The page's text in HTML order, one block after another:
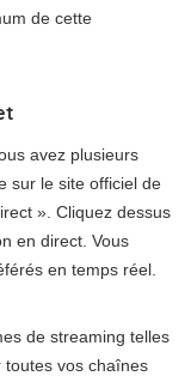
de cette
avez plusieurs
sur le site officiel de
». Cliquez dessus
en direct. Vous
en temps réel.
de streaming telles
toutes vos chaînes